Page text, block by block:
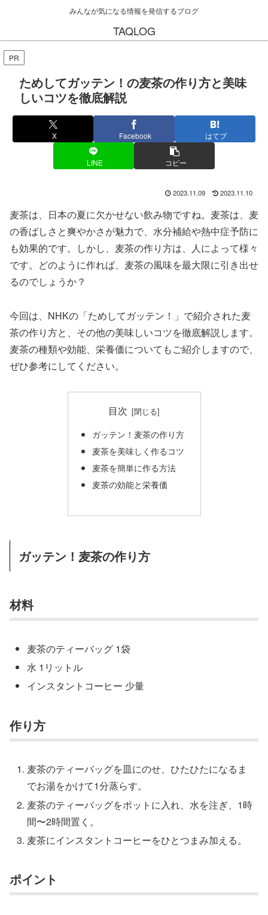
みんなが気になる情報を発信するブログ
TAQLOG
PR
ためしてガッテン！の麦茶の作り方と美味
しいコツを徹底解説
X Facebook はてブ
LINE コピー
2023.11.09 2023.11.10
麦茶は、日本の夏に欠かせない飲み物ですね。麦茶は、麦
の香ばしさと爽やかさが魅力で、水分補給や熱中症予防に
も効果的です。しかし、麦茶の作り方は、人によって様々
です。どのように作れば、麦茶の風味を最大限に引き出せ
るのでしょうか？
今回は、NHKの「ためしてガッテン！」で紹介された麦
茶の作り方と、その他の美味しいコツを徹底解説します。
麦茶の種類や効能、栄養価についてもご紹介しますので、
ぜひ参考にしてください。
目次
ガッテン！麦茶の作り方
麦茶を美味しく作るコツ
麦茶を簡単に作る方法
麦茶の効能と栄養価
ガッテン！麦茶の作り方
材料
麦茶のティーバッグ 1袋
水 1リットル
インスタントコーヒー 少量
作り方
麦茶のティーバッグを皿にのせ、ひたひたになるま
でお湯をかけて1分蒸らす。
麦茶のティーバッグをポットに入れ、水を注ぎ、1時
間〜2時間置く。
麦茶にインスタントコーヒーをひとつまみ加える。
ポイント